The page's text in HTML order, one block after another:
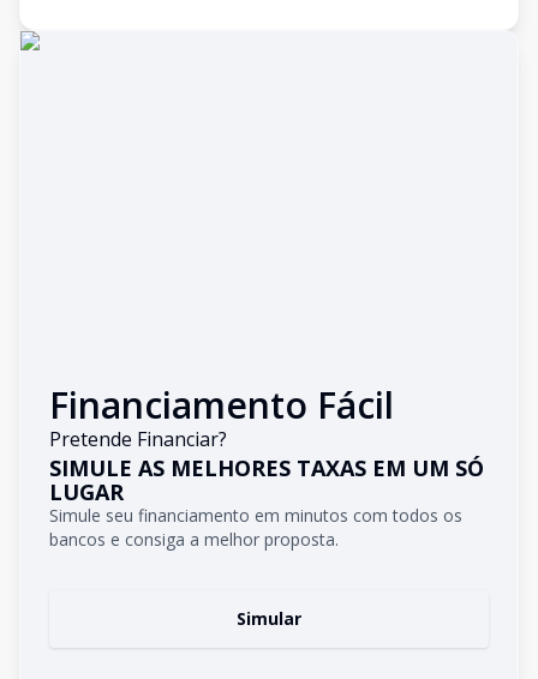
Financiamento Fácil
Pretende Financiar?
SIMULE AS MELHORES TAXAS EM UM SÓ
LUGAR
Simule seu financiamento em minutos com todos os
bancos e consiga a melhor proposta.
Simular